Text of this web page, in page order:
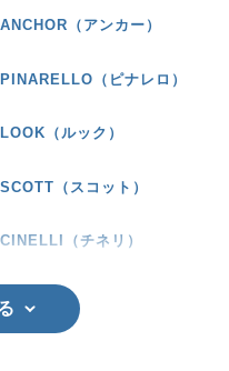
ANCHOR（アンカー）
PINARELLO（ピナレロ）
LOOK（ルック）
SCOTT（スコット）
CINELLI（チネリ）